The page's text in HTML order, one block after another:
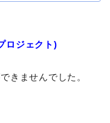
ロジェクト)
きませんでした。